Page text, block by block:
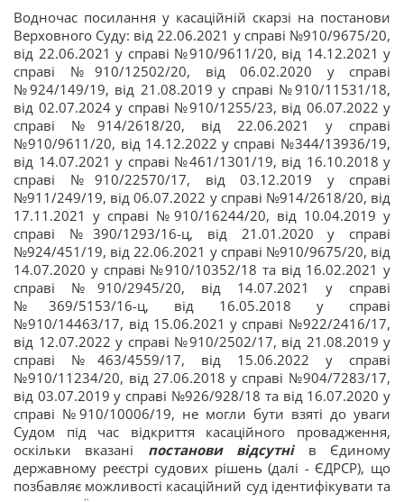
Водночас посилання у касаційній скарзі на постанови
Верховного Суду: від 22.06.2021 у справі №910/9675/20,
від 22.06.2021 у справі №910/9611/20, від 14.12.2021 у
справі №910/12502/20, від 06.02.2020 у справі
№924/149/19, від 21.08.2019 у справі №910/11531/18,
від 02.07.2024 у справі №910/1255/23, від 06.07.2022 у
справі №914/2618/20, від 22.06.2021 у справі
№910/9611/20, від 14.12.2022 у справі №344/13936/19,
від 14.07.2021 у справі №461/1301/19, від 16.10.2018 у
справі №910/22570/17, від 03.12.2019 у справі
№911/249/19, від 06.07.2022 у справі №914/2618/20, від
17.11.2021 у справі №910/16244/20, від 10.04.2019 у
справі №390/1293/16-ц, від 21.01.2020 у справі
№924/451/19, від 22.06.2021 у справі №910/9675/20, від
14.07.2020 у справі №910/10352/18 та від 16.02.2021 у
справі №910/2945/20, від 14.07.2021 у справі
№369/5153/16-ц, від 16.05.2018 у справі
№910/14463/17, від 15.06.2021 у справі №922/2416/17,
від 12.07.2022 у справі №910/2502/17, від 21.08.2019 у
справі №463/4559/17, від 15.06.2022 у справі
№910/11234/20, від 27.06.2018 у справі №904/7283/17,
від 03.07.2019 у справі №926/928/18 та від 16.07.2020 у
справі №910/10006/19, не могли бути взяті до уваги
Судом під час відкриття касаційного провадження,
оскільки вказані постанови відсутні в Єдиному
державному реєстрі судових рішень (далі - ЄДРСР), що
позбавляє можливості касаційний суд ідентифікувати та